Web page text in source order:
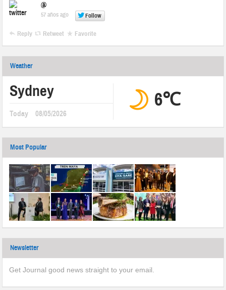
@
57 años ago Follow
Reply Retweet Favorite
Weather
Sydney
Today 08/05/2026
6℃
Most Popular
Newsletter
Get Journal good news straight to your email.